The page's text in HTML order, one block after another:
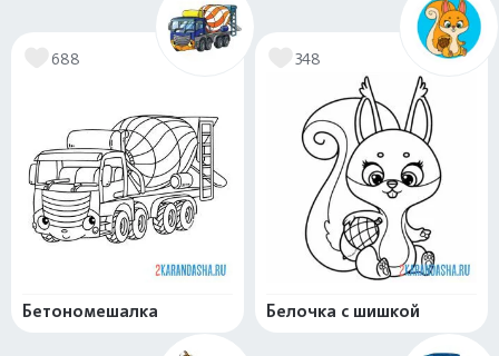
688
Бетономешалка
348
Белочка с шишкой